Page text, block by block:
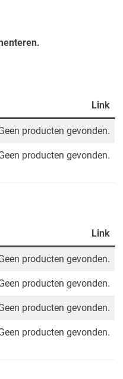
Link
producten gevonden.
producten gevonden.
Link
producten gevonden.
producten gevonden.
producten gevonden.
producten gevonden.